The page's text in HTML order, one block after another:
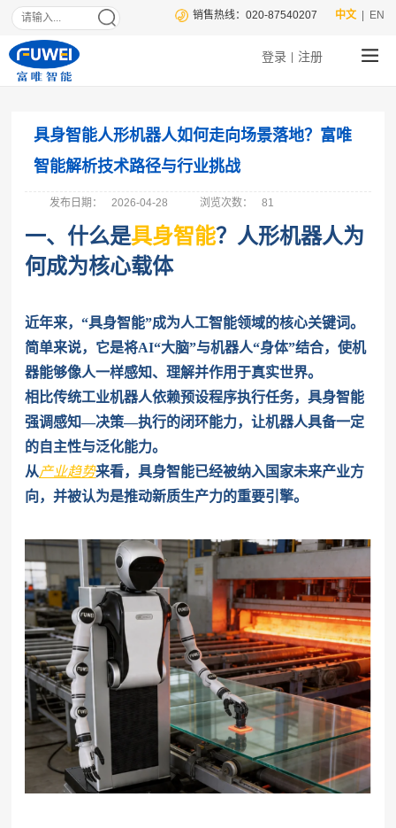
| EN
中文
销售热线：020-87540207
登录 注册
具身智能人形机器人如何走向场景落地？富唯
智能解析技术路径与行业挑战
发布日期： 2026-04-28 浏览次数： 81
一、什么是具身智能？人形机器人为
何成为核心载体
近年来，“具身智能”成为人工智能领域的核心关键词。
简单来说，它是将AI“大脑”与机器人“身体”结合，使机
器能够像人一样感知、理解并作用于真实世界。
相比传统工业机器人依赖预设程序执行任务，具身智能
强调感知—决策—执行的闭环能力，让机器人具备一定
的自主性与泛化能力。
从产业趋势来看，具身智能已经被纳入国家未来产业方
向，并被认为是推动新质生产力的重要引擎。